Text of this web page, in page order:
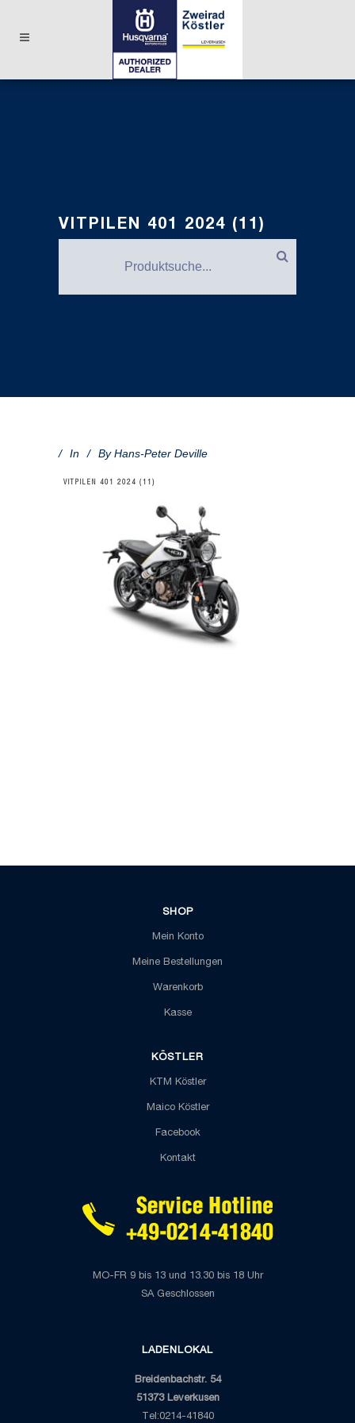
VITPILEN 401 2024 (11)
In By Hans-Peter Deville
VITPILEN 401 2024 (11)
SHOP
Mein Konto
Meine Bestellungen
Warenkorb
Kasse
KÖSTLER
KTM Köstler
Maico Köstler
Facebook
Kontakt
MO-FR 9 bis 13 und 13.30 bis 18 Uhr
SA Geschlossen
LADENLOKAL
Breidenbachstr. 54
51373 Leverkusen
Tel:0214-41840